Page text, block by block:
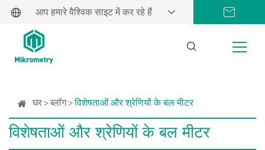
आप हमारे वैश्विक साइट में कर रहे हैं
घर ब्लॉग विशेषताओं और श्रेणियों के बल मीटर
विशेषताओं और श्रेणियों के बल मीटर